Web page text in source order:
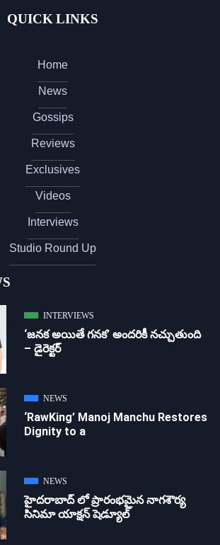
QUICK LINKS
Home
News
Gossips
Reviews
Exclusives
Videos
Interviews
Studio Round Up
INTERVIEWS
‘జ‌న‌క అయితే గ‌న‌క‌’ అందరికీ నచ్చుతుంది
– డైరెక్ట‌ర్
NEWS
‘RawKing’ Manoj Manchu Restores
Dignity to a
NEWS
హైదరాబాద్ లో ప్రారంభమైన నాగశౌర్య
సినిమా యాక్షన్ షెడ్యూల్